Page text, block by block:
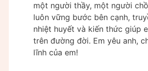
một người thầy, một người
luôn vững bước bên cạnh,
nhiệt huyết và kiến thức giúp
trên đường đời. Em yêu anh,
lĩnh của em!